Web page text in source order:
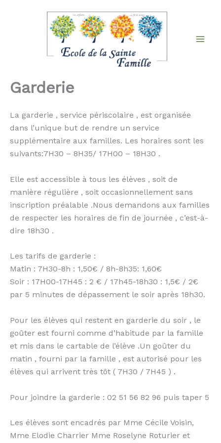
Garderie
La garderie , service périscolaire , est organisée
dans l’unique but de rendre un service
supplémentaire aux familles. Les horaires sont les
suivants:7H30 – 8H35/ 17H00 – 18H30 .
Elle est accessible à tous les élèves , soit de
manière régulière , soit occasionnellement sans
inscription préalable .Nous demandons aux familles
de respecter les horaires de fin de journée , c’est-à-
dire 18h30 .
Les tarifs de garderie :
Matin : 7H30-8h : 1,50€ / 8h-8h35: 1,60€
Soir : 17H00-17H45 : 2 € / 17h45-18h30 : 1,5€ / 2€
par 5 minutes de dépassement le soir après 18h30.
Pour les élèves qui restent en garderie du soir , le
goûter est fourni comme d’habitude par la famille
et mis dans le cartable de l’élève .Un goûter du
matin , fourni par la famille , est autorisé pour les
élèves qui arrivent très tôt ( 7H30 / 7H45 ) .
Pour joindre la garderie : 02 51 56 82 96 puis taper 5
Les élèves sont encadrés par Mme Cécile Voisin,
Mme Elodie Charrier Mme Roselyne Roturier et